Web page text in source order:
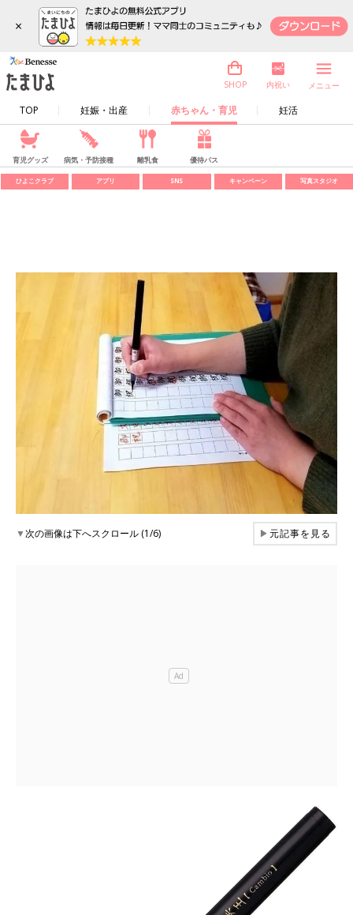
×
TOP 妊娠・出産 赤ちゃん・育児 妊活
SHOP 内祝い メニュー
育児グッズ 病気・予防接種 離乳食 優待パス
ひよこクラブ アプリ SNS キャンペーン 写真スタジオ
▼次の画像は下へスクロール (1/6) ▶元記事を見る